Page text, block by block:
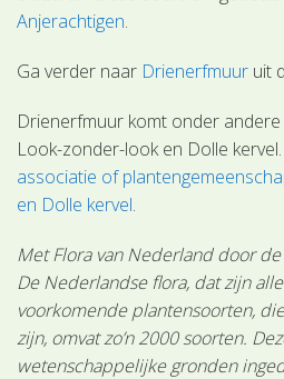
Anjerachtigen.
Ga verder naar Drienerfmuur uit
Drienerfmuur komt onder
Look-zonder-look en Dolle kervel.
associatie of
en Dolle kervel.
Met Flora van Nederland door
De Nederlandse flora, dat zijn
voorkomende plantensoorten,
zijn, omvat zo’n 2000 soorten.
wetenschappelijke gronden